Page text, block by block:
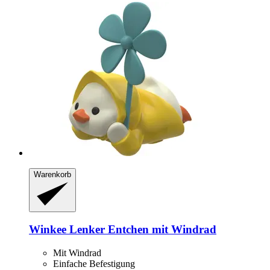
Warenkorb
Winkee Lenker Entchen mit Windrad
Mit Windrad
Einfache Befestigung